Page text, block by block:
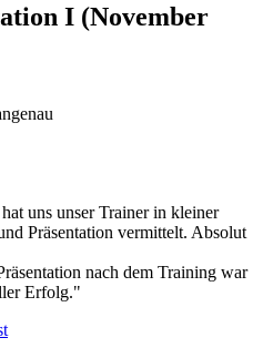
I (November
uns unser Trainer in kleiner
Präsentation vermittelt. Absolut
nach dem Training war
Erfolg."